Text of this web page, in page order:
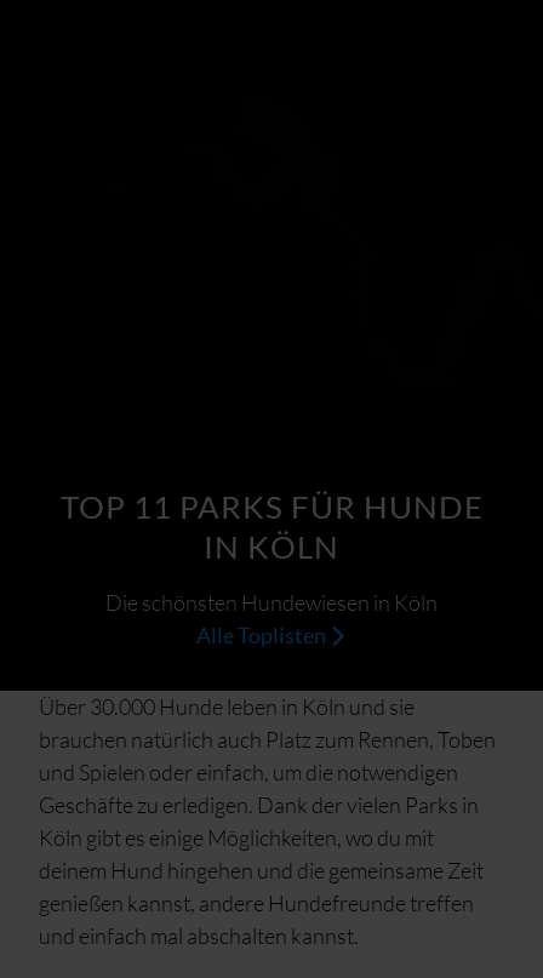
TOP 11 PARKS FÜR HUNDE
IN KÖLN
Die schönsten Hundewiesen in Köln
Alle Toplisten
Über 30.000 Hunde leben in Köln und sie
brauchen natürlich auch Platz zum Rennen, Toben
und Spielen oder einfach, um die notwendigen
Geschäfte zu erledigen. Dank der vielen Parks in
Köln gibt es einige Möglichkeiten, wo du mit
deinem Hund hingehen und die gemeinsame Zeit
genießen kannst, andere Hundefreunde treffen
und einfach mal abschalten kannst.